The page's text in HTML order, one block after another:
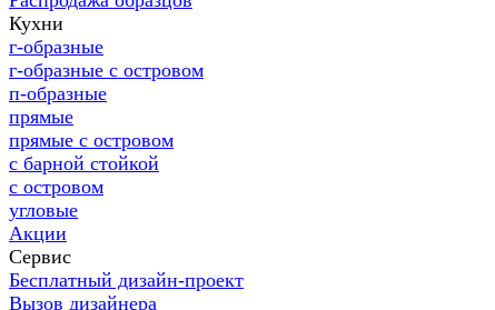
Кухни
г-образные
г-образные с островом
п-образные
прямые
прямые с островом
с барной стойкой
с островом
угловые
Акции
Сервис
Бесплатный дизайн-проект
Вызов дизайнера